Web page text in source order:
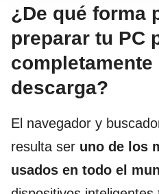
¿De qué forma
preparar tu PC
descarga?
El navegador y
resulta ser uno de los
usados en todo el